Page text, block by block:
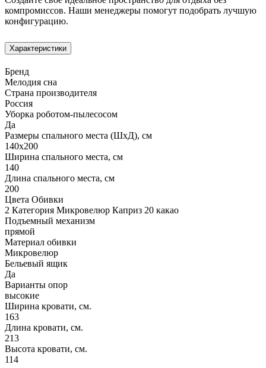
компромиссов. Наши менеджеры помогут подобрать лучшую
конфигурацию.
Характеристики
Бренд
Мелодия сна
Страна производителя
Россия
Уборка роботом-пылесосом
Да
Размеры спального места (ШхД), см
140х200
Ширина спального места, см
140
Длина спального места, см
200
Цвета Обивки
2 Категория Микровелюр Каприз 20 какао
Подъемный механизм
прямой
Материал обивки
Микровелюр
Бельевый ящик
Да
Варианты опор
высокие
Ширина кровати, см.
163
Длина кровати, см.
213
Высота кровати, см.
114